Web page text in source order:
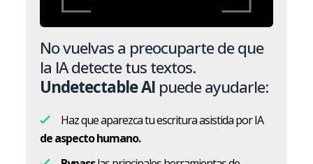
No vuelvas a preocuparte de que
la IA detecte tus textos.
Undetectable AI puede ayudarle:
Haz que aparezca tu escritura asistida por IA
de aspecto humano.